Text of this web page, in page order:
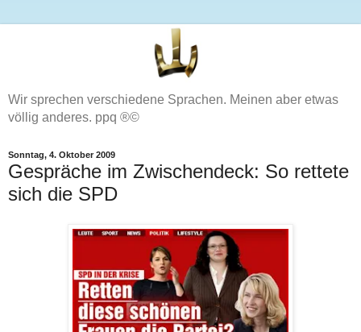
Wir sprechen verschiedene Sprachen. Meinen aber etwas
völlig anderes. ppq ®©
Sonntag, 4. Oktober 2009
Gespräche im Zwischendeck: So rettete
sich die SPD